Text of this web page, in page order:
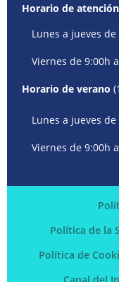
Horario de
Lunes a jueves
Viernes de 9:00h
Horario de verano
Lunes a jueves
Viernes de 9:00h
Política de la
Política de